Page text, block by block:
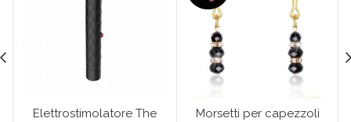
Elettrostimolatore The
Morsetti per capezzoli